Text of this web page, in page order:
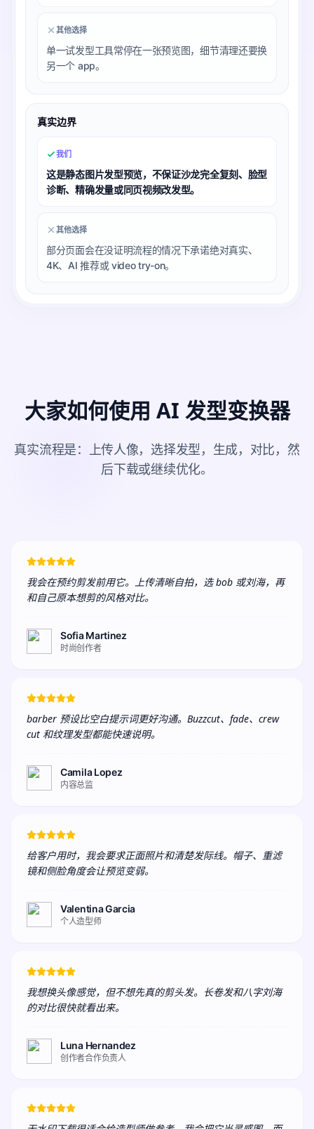
其他选择
单一试发型工具常停在一张预览图，细节清理还要换
另一个 app。
真实边界
我们
这是静态图片发型预览，不保证沙龙完全复刻、脸型
诊断、精确发量或同页视频改发型。
其他选择
部分页面会在没证明流程的情况下承诺绝对真实、
4K、AI 推荐或 video try-on。
大家如何使用 AI 发型变换器
真实流程是：上传人像，选择发型，生成，对比，然
后下载或继续优化。
我会在预约剪发前用它。上传清晰自拍，选 bob 或刘海，再
和自己原本想剪的风格对比。
Sofia Martinez
时尚创作者
barber 预设比空白提示词更好沟通。Buzzcut、fade、crew
cut 和纹理发型都能快速说明。
Camila Lopez
内容总监
给客户用时，我会要求正面照片和清楚发际线。帽子、重滤
镜和侧脸角度会让预览变弱。
Valentina Garcia
个人造型师
我想换头像感觉，但不想先真的剪头发。长卷发和八字刘海
的对比很快就看出来。
Luna Hernandez
创作者合作负责人